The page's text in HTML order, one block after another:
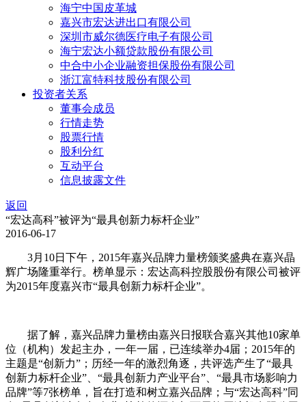
海宁中国皮革城
嘉兴市宏达进出口有限公司
深圳市威尔德医疗电子有限公司
海宁宏达小额贷款股份有限公司
中合中小企业融资担保股份有限公司
浙江富特科技股份有限公司
投资者关系
董事会成员
行情走势
股票行情
股利分红
互动平台
信息披露文件
返回
“宏达高科”被评为“最具创新力标杆企业”
2016-06-17
3月10日下午，2015年嘉兴品牌力量榜颁奖盛典在嘉兴晶
辉广场隆重举行。榜单显示：宏达高科控股股份有限公司被评
为2015年度嘉兴市“最具创新力标杆企业”。
据了解，嘉兴品牌力量榜由嘉兴日报联合嘉兴其他10家单
位（机构）发起主办，一年一届，已连续举办4届；2015年的
主题是“创新力”；历经一年的激烈角逐，共评选产生了“最具
创新力标杆企业”、“最具创新力产业平台”、“最具市场影响力
品牌”等7张榜单，旨在打造和树立嘉兴品牌；与“宏达高科”同